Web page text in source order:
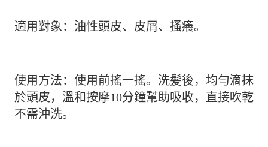
適用對象：油性頭皮、皮屑、搔癢。
使用方法：使用前搖一搖。洗髮後，均勻滴抹
於頭皮，溫和按摩10分鐘幫助吸收，直接吹乾
不需沖洗。